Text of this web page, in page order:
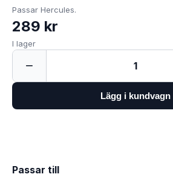
Passar Hercules.
289 kr
I lager
− 1
Lägg i kundvagn
Passar till